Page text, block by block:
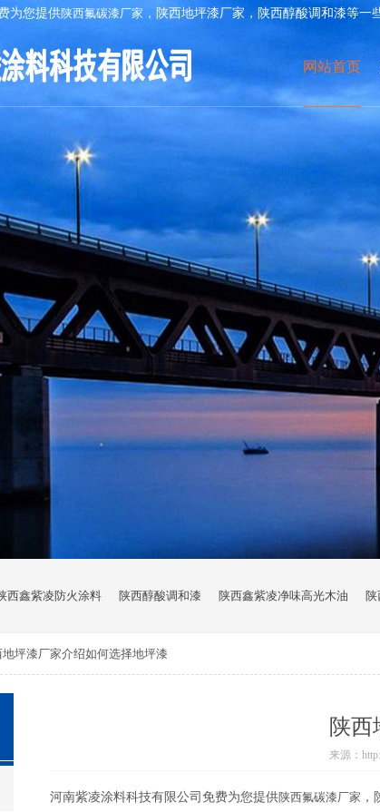
为您提供陕西氟碳漆厂家 ，陕西地坪漆厂家，陕西醇酸调和漆等一
网站首页
西鑫紫凌防火涂料 陕西醇酸调和漆 陕西鑫紫凌净味高光木油
地坪漆厂家介绍如何选择地坪漆
陕西
来源：
河南紫凌涂料科技有限公司免费为您提供陕西氟碳漆厂家